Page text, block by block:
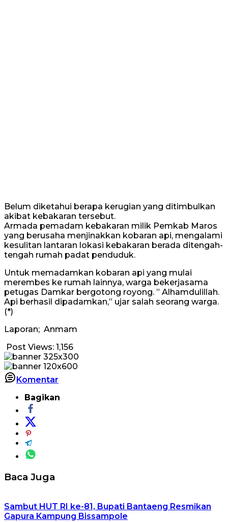
Belum diketahui berapa kerugian yang ditimbulkan
akibat kebakaran tersebut.
Armada pemadam kebakaran milik Pemkab Maros
yang berusaha menjinakkan kobaran api, mengalami
kesulitan lantaran lokasi kebakaran berada ditengah-
tengah rumah padat penduduk.
Untuk memadamkan kobaran api yang mulai
merembes ke rumah lainnya, warga bekerjasama
petugas Damkar bergotong royong. ” Alhamdulillah.
Api berhasil dipadamkan,” ujar salah seorang warga.
(*)
Laporan; Anmam
Post Views: 1,156
Komentar
Bagikan
Baca Juga
Sambut HUT RI ke-81, Bupati Bantaeng Resmikan
Gapura Kampung Bissampole